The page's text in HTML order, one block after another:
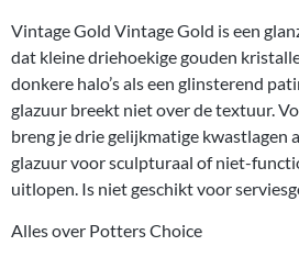
Vintage Gold Vintage Gold is een
dat kleine driehoekige gouden
donkere halo’s als een glinsterend
glazuur breekt niet over de textuur.
breng je drie gelijkmatige kwastlagen
glazuur voor sculpturaal of niet-
uitlopen. Is niet geschikt voor
Alles over Potters Choice